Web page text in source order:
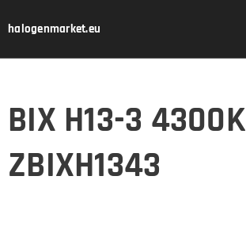
halogenmarket.eu
BIX H13-3 4300K
ZBIXH1343